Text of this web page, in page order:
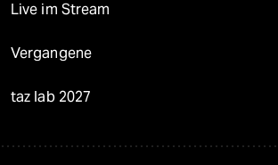
Live im Stream
Vergangene
taz lab 2027